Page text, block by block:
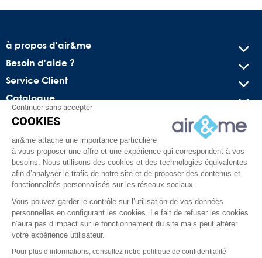
à propos d'air&me
Besoin d'aide ?
Service Client
Catalogue
Recevez nos offres spéciales !
Conseils pratiques, bons plans exclusifs et actus sur l’air
intérieur. Pas de spam, juré !
FacebookYouTubePinterestInstagramTikTok
Continuer sans accepter
COOKIES
air&me attache une importance particulière
à vous proposer une offre et une expérience qui correspondent à vos
besoins. Nous utilisons des cookies et des technologies équivalentes
afin d’analyser le trafic de notre site et de proposer des contenus et
fonctionnalités personnalisés sur les réseaux sociaux.
Vous pouvez garder le contrôle sur l’utilisation de vos données
personnelles en configurant les cookies. Le fait de refuser les cookies
n’aura pas d’impact sur le fonctionnement du site mais peut altérer
votre expérience utilisateur.
Pour plus d’informations, consultez notre politique de confidentialité